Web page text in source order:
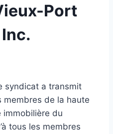
Port
syndicat a transmit
membres de la haute
immobilière du
tous les membres